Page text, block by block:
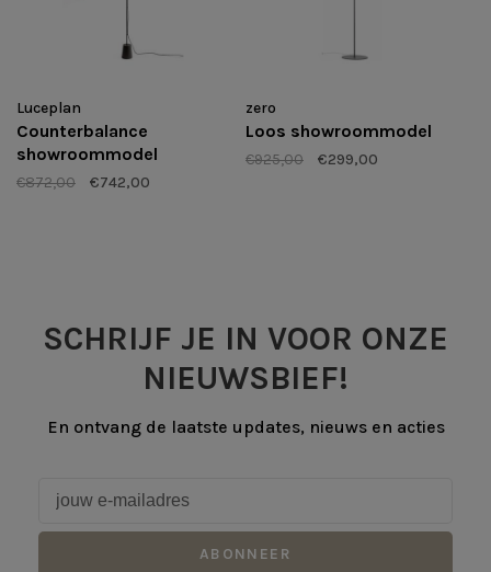
Luceplan
Counterbalance
showroommodel
€872,00 €742,00
zero
Loos showroommodel
€925,00 €299,00
SCHRIJF JE IN VOOR ONZE
NIEUWSBIEF!
En ontvang de laatste updates, nieuws en acties
ABONNEER